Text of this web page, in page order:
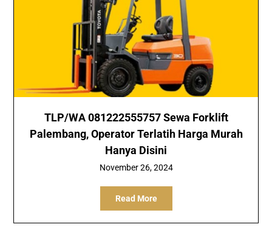
TLP/WA 081222555757 Sewa Forklift
Palembang, Operator Terlatih Harga Murah
Hanya Disini
November 26, 2024
Read More